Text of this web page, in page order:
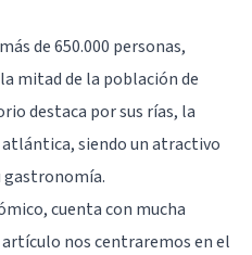
de 650.000 personas,
mitad de la población de
destaca por sus rías, la
atlántica, siendo un atractivo
gastronomía.
cuenta con mucha
nos centraremos en el